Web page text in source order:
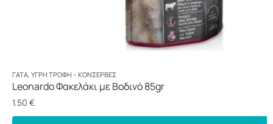
ΓΆΤΑ ΥΓΡΉ ΤΡΟΦΉ – ΚΟΝΣΈΡΒΕΣ
Leonardo Φακελάκι με Βοδινό 85gr
1.50 €